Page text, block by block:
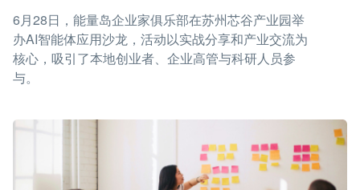
6月28日，能量岛企业家俱乐部在苏州芯谷产业园举
办AI智能体应用沙龙，活动以实战分享和产业交流为
核心，吸引了本地创业者、企业高管与科研人员参
与。